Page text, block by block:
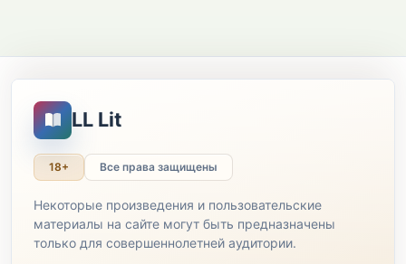
LL Lit
18+ Все права защищены
Некоторые произведения и пользовательские
материалы на сайте могут быть предназначены
только для совершеннолетней аудитории.